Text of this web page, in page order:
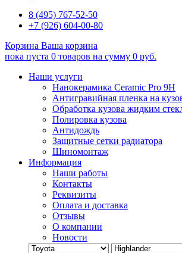
8 (495) 767-52-50
+7 (926) 604-00-80
Корзина Ваша корзина
пока пуста 0 товаров на сумму 0 руб.
Наши услуги
Нанокерамика Ceramic Pro 9H
Антигравийная пленка на
Обработка кузова жидким
Полировка кузова
Антидождь
Защитные сетки радиатора
Шиномонтаж
Информация
Наши работы
Контакты
Реквизиты
Оплата и доставка
Отзывы
О компании
Новости